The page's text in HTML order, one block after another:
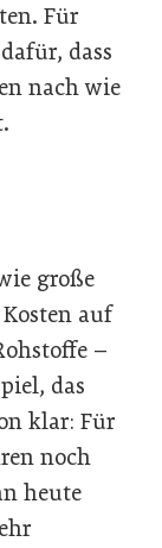
Für
dass
nach wie
große
auf
–
das
klar: Für
noch
heute